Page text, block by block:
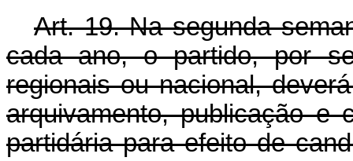
Art. 19. Na segunda
cada ano, o partido, por
regionais ou nacional,
arquivamento, publicação e
partidária para efeito de